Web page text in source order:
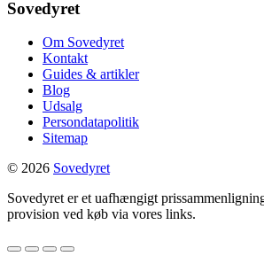
Sovedyret
Om Sovedyret
Kontakt
Guides & artikler
Blog
Udsalg
Persondatapolitik
Sitemap
© 2026 Sovedyret
Sovedyret er et uafhængigt
provision ved køb via vores links.